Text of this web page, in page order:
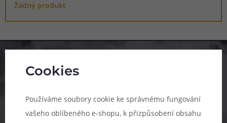
Žádný produkt
Po–Pá: 09:00–17:00
Cookies
Používáme soubory cookie ke správnému fungování
vašeho oblíbeného e-shopu, k přizpůsobení obsahu